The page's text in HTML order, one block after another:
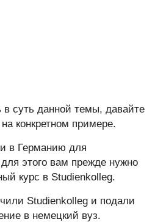
суть данной темы, давайте
конкретном примере.
в Германию для
этого вам прежде нужно
курс в Studienkolleg.
Studienkolleg и подали
в немецкий вуз.